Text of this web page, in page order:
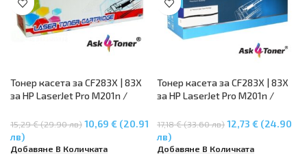
Тонер касета за CF283X | 83X
за HP LaserJet Pro M201n /
M125nw, MFP M127fn / MFP
M127fw, MFP M225dn / MFP
M225dw
15,29 € (29.90 лв)10,69 € (20.91
лв)
Добавяне В Количката
Тонер касета за CF283X | 83X
за HP LaserJet Pro M201n /
M125nw, MFP M127fn / MFP
M127fw, MFP M225dn / MFP
M225dw
17,18 € (33.60 лв)12,73 € (24.90
лв)
Добавяне В Количката